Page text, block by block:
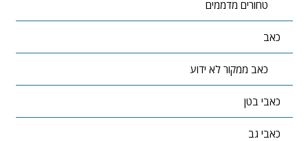
טחורים מדממים
כאב
כאב ממקור לא ידוע
כאבי בטן
כאבי גב